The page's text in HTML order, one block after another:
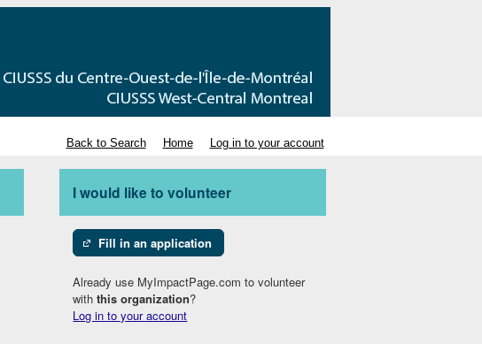
Back to Search Home Log in to your account
I would like to volunteer
Fill in an application
Already use MyImpactPage.com to volunteer
withthis organization?
Log in to your account